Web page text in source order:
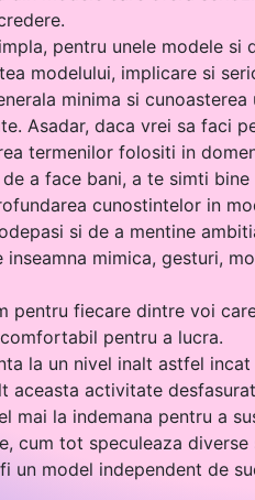
pentru unele modele
modelului, implicare si
minima si
Asadar, daca vrei sa faci
termenilor folositi in
a face bani, a te simti
cunostintelor in
si de a mentine
mimica, gesturi,
fiecare dintre voi
pentru a lucra.
la un nivel inalt astfel
aceasta activitate
mai la indemana pentru a
cum tot speculeaza
un model independent de